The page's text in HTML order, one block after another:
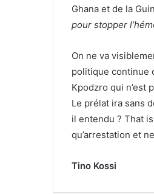
Ghana et de la
pour stopper
On ne va
politique continue
Kpodzro qui n’est
Le prélat ira sans
il entendu ? That
qu’arrestation et
Tino Kossi